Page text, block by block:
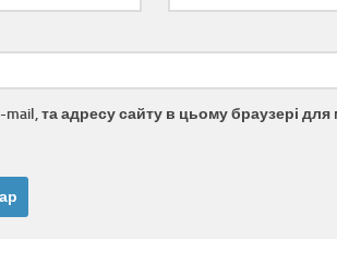
mail, та адресу сайту в цьому браузері